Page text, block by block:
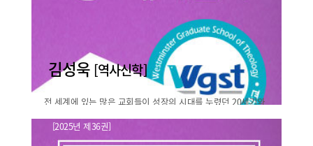
바로보기
김성욱 [역사신학]
전 세계에 있는 많은 교회들이 성장의 시대를 누렸던 20세기와
는 달리, 21세기에 접어들 면서 성장이 아닌 오히려 심각한 위
기 상황에 직면하고 있다. 이러한 가운데 경제적 어려움과 정치
[2025년 제36권]